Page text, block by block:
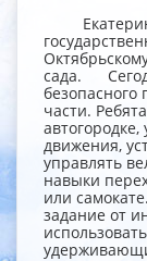
сада.
безопасного
части.
движения,
управлять
навыки
или
задание от